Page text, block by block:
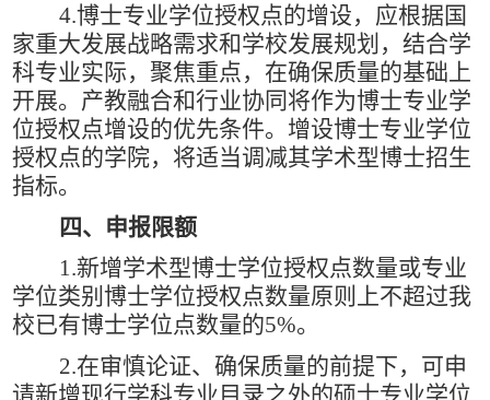
4.博士专业学位授权点的增设，应根据国
家重大发展战略需求和学校发展规划，结合学
科专业实际，聚焦重点，在确保质量的基础上
开展。产教融合和行业协同将作为博士专业学
位授权点增设的优先条件。增设博士专业学位
授权点的学院，将适当调减其学术型博士招生
指标。
四、申报限额
1.新增学术型博士学位授权点数量或专业
学位类别博士学位授权点数量原则上不超过我
校已有博士学位点数量的5%。
2.在审慎论证、确保质量的前提下，可申
请新增现行学科专业目录之外的硕士专业学位